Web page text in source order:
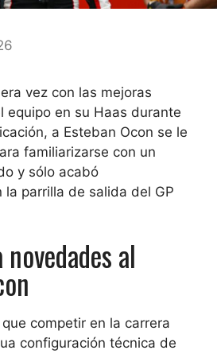
vez con las mejoras
equipo en su Haas durante
a Esteban Ocon se le
familiarizarse con un
y sólo acabó
la parrilla de salida del GP
al
competir en la carrera
configuración técnica de